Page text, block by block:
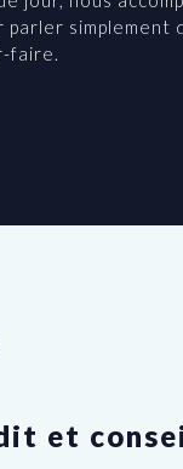
parler simplement
faire.
et